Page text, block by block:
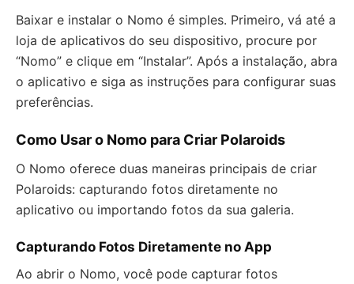
Baixar e instalar o Nomo é simples. Primeiro, vá até a
loja de aplicativos do seu dispositivo, procure por
“Nomo” e clique em “Instalar”. Após a instalação, abra
o aplicativo e siga as instruções para configurar suas
preferências.
Como Usar o Nomo para Criar Polaroids
O Nomo oferece duas maneiras principais de criar
Polaroids: capturando fotos diretamente no
aplicativo ou importando fotos da sua galeria.
Capturando Fotos Diretamente no App
Ao abrir o Nomo, você pode capturar fotos